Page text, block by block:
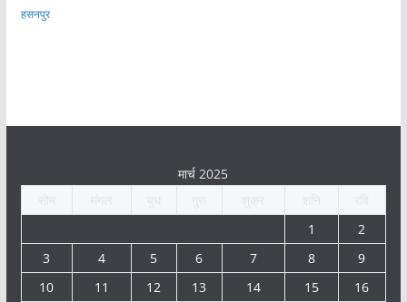
हसनपुर
मार्च 2025
1
2
3
4 5 6 7 8
9
10
11 12 13 14 15 16